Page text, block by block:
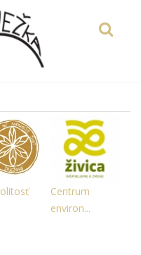
Centrum
environ...